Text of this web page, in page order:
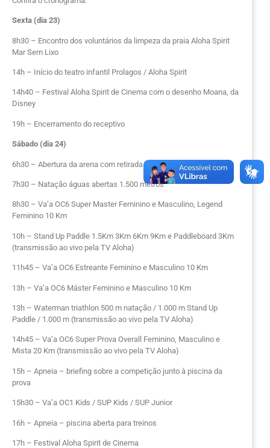
Sexta (dia 23)
8h30 – Encontro dos voluntários da limpeza da praia Aloha Spirit
Mar Sem Lixo
14h – Início do teatro infantil Prolagos / Aloha Spirit
14h40 – Festival Aloha Spirit de Cinema com o desenho Moana, da
Disney
19h – Encerramento do receptivo
Sábado (dia 24)
6h30 – Abertura da arena com retirada do kit (até às 17h)
7h30 – Natação águas abertas 1.500 metros
8h30 – Va’a OC6 Super Master Feminino e Masculino, Legend
Feminino 10 Km
10h – Stand Up Paddle 1.5Km 3Km 6Km 9Km e Paddleboard 3Km
(transmissão ao vivo pela TV Aloha)
11h45 – Va’a OC6 Estreante Feminino e Masculino 10 Km
13h – Va’a OC6 Máster Feminino e Masculino 10 Km
13h – Waterman triathlon 500 m natação / 1.000 m Stand Up
Paddle / 1.000 m (transmissão ao vivo pela TV Aloha)
14h45 – Va’a OC6 Super Prova Overall Feminino, Masculino e
Mista 20 Km (transmissão ao vivo pela TV Aloha)
15h – Apneia – briefing sobre a competição junto à piscina da
prova
15h30 – Va’a OC1 Kids / SUP Kids / SUP Junior
16h – Apneia – piscina aberta para treinos
17h – Festival Aloha Spirit de Cinema